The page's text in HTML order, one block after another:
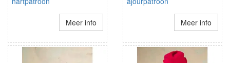
Meer info Meer info